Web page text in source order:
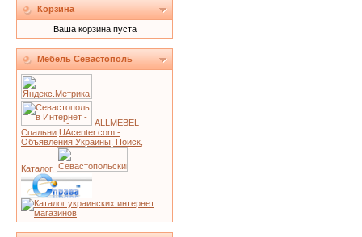
Корзина
Ваша корзина пуста
Мебель Севастополь
ALLMEBEL
Спальни UAcenter.com -
Объявления Украины, Поиск,
Каталог.